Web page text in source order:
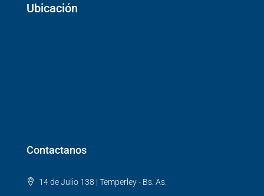
Ubicación
Contactanos
14 de Julio 138 | Temperley - Bs. As.